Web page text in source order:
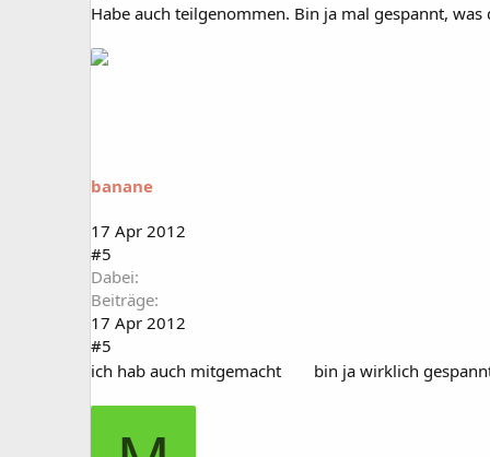
Habe auch teilgenommen. Bin ja mal gespannt, was
banane
17 Apr 2012
#5
Dabei
Beiträge
17 Apr 2012
#5
ich hab auch mitgemacht
bin ja wirklich